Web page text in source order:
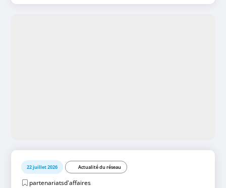
22 juillet 2026 Actualité du réseau
partenariatsd'affaires